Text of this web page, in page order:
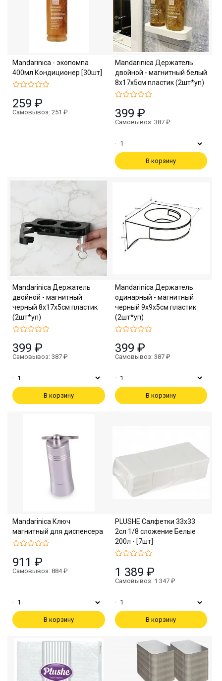
Mandarinica - экопомпа
400мл Кондиционер [30шт]
259 ₽
Самовывоз: 251 ₽
Mandarinica Держатель
двойной - магнитный белый
8х17х5см пластик (2шт*уп)
399 ₽
Самовывоз: 387 ₽
В корзину
Mandarinica Держатель
двойной - магнитный
черный 8х17х5см пластик
(2шт*уп)
399 ₽
Самовывоз: 387 ₽
В корзину
Mandarinica Держатель
одинарный - магнитный
черный 9х9х5см пластик
(2шт*уп)
399 ₽
Самовывоз: 387 ₽
В корзину
Mandarinica Ключ
магнитный для диспенсера
911 ₽
Самовывоз: 884 ₽
В корзину
PLUSHE Салфетки 33х33
2сл 1/8 сложение Белые
200л - [7шт]
1 389 ₽
Самовывоз: 1 347 ₽
В корзину